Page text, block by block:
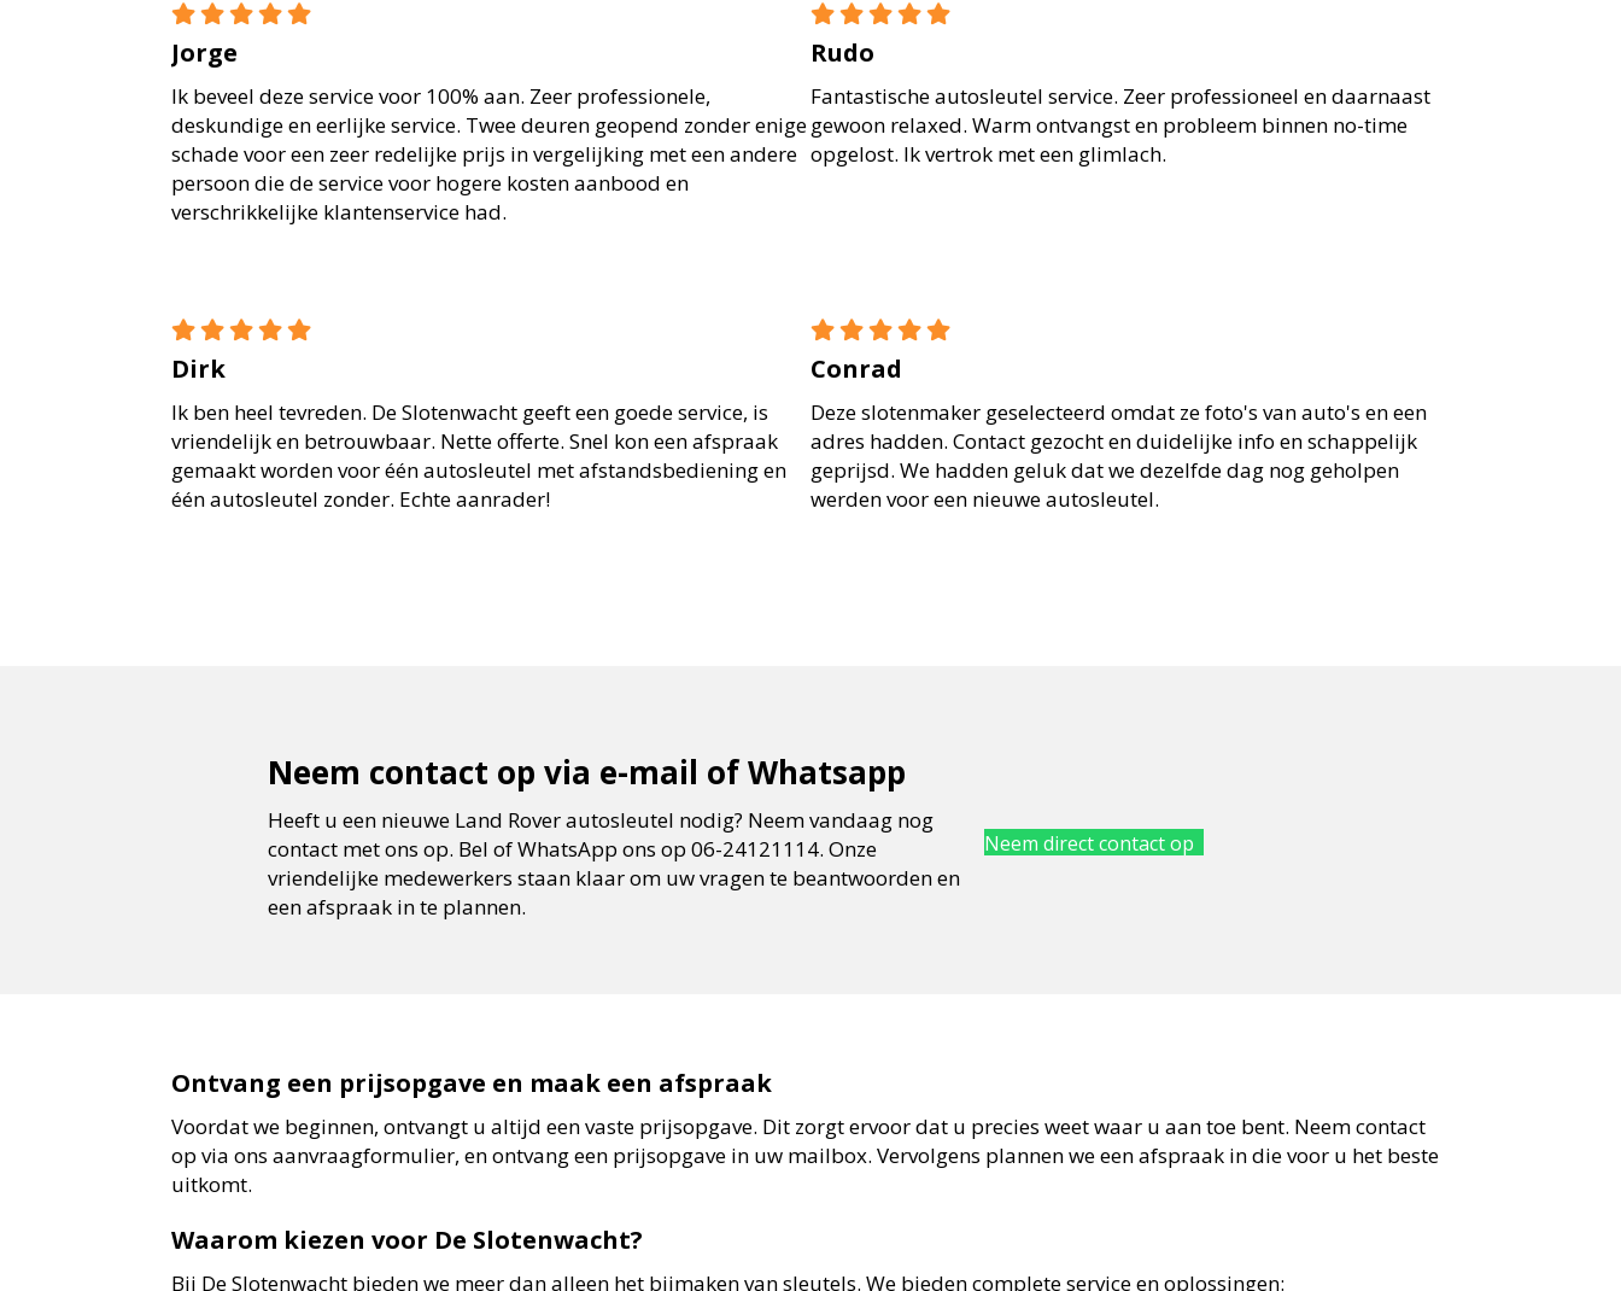
Jorge
Ik beveel deze service voor 100% aan. Zeer professionele,
deskundige en eerlijke service. Twee deuren geopend zonder enige
schade voor een zeer redelijke prijs in vergelijking met een andere
persoon die de service voor hogere kosten aanbood en
verschrikkelijke klantenservice had.
Rudo
Fantastische autosleutel service. Zeer professioneel en daarnaast
gewoon relaxed. Warm ontvangst en probleem binnen no-time
opgelost. Ik vertrok met een glimlach.
Dirk
Ik ben heel tevreden. De Slotenwacht geeft een goede service, is
vriendelijk en betrouwbaar. Nette offerte. Snel kon een afspraak
gemaakt worden voor één autosleutel met afstandsbediening en
één autosleutel zonder. Echte aanrader!
Conrad
Deze slotenmaker geselecteerd omdat ze foto's van auto's en een
adres hadden. Contact gezocht en duidelijke info en schappelijk
geprijsd. We hadden geluk dat we dezelfde dag nog geholpen
werden voor een nieuwe autosleutel.
Neem contact op via e-mail of Whatsapp
Heeft u een nieuwe Land Rover autosleutel nodig? Neem vandaag nog
contact met ons op. Bel of WhatsApp ons op 06-24121114. Onze
vriendelijke medewerkers staan klaar om uw vragen te beantwoorden en
een afspraak in te plannen.
Neem direct contact op
Ontvang een prijsopgave en maak een afspraak
Voordat we beginnen, ontvangt u altijd een vaste prijsopgave. Dit zorgt ervoor dat u precies weet waar u aan toe bent. Neem contact
op via ons aanvraagformulier, en ontvang een prijsopgave in uw mailbox. Vervolgens plannen we een afspraak in die voor u het beste
uitkomt.
Waarom kiezen voor De Slotenwacht?
Bij De Slotenwacht bieden we meer dan alleen het bijmaken van sleutels. We bieden complete service en oplossingen: